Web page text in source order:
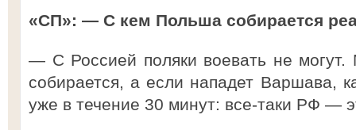
«СП»: — С кем Польша собирается
— С Россией поляки воевать не могут.
собирается, а если нападет Варшава,
уже в течение 30 минут: все-таки РФ —